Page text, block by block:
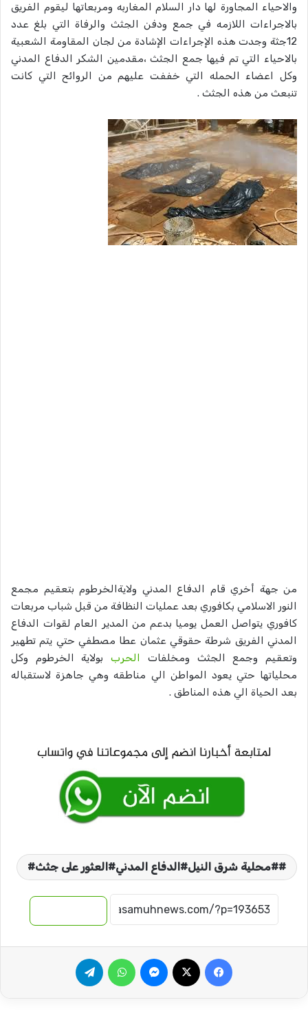
والاحياء المجاورة لها دار السلام المغاربه ومربعاتها ليقوم الفريق
بالاجراءات اللازمه في جمع ودفن الجثث والرفاة التي بلغ عدد
12جثة وجدت هذه الإجراءات الإشادة من لجان المقاومة الشعبية
بالاحياء التي تم فيها جمع الجثث ،مقدمين الشكر الدفاع المدني
وكل اعضاء الحمله التي خففت عليهم من الروائح التي كانت
تنبعث من هذه الجثث .
من جهة أخري قام الدفاع المدني ولايةالخرطوم بتعقيم مجمع
النور الاسلامي بكافوري بعد عمليات النظافة من قبل شباب مربعات
كافوري يتواصل العمل يوميا بدعم من المدير العام لقوات الدفاع
المدني الفريق شرطة حقوقي عثمان عطا مصطفي حتي يتم تطهير
وتعقيم وجمع الجثث ومخلفات
الحرببولاية الخرطوم وكل
محلياتها حتي يعود المواطن الي مناطقه وهي جاهزة لاستقباله
بعد الحياة الي هذه المناطق .
#محلية شرق النيل#الدفاع المدني#العثور على جثث#
فيسبوك ماسنجر واتساب